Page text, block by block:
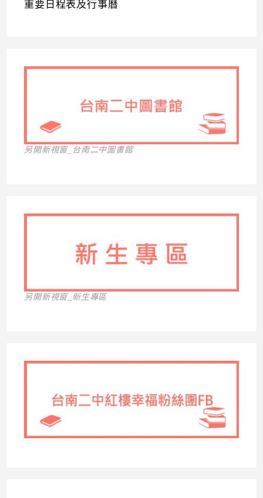
重要日程表及行事曆
另開新視窗_台南二中圖書館
另開新視窗_新生專區